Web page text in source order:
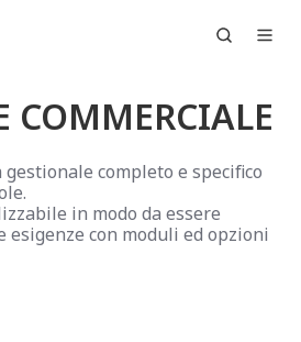
COMMERCIALE
completo e specifico
in modo da essere
con moduli ed opzioni